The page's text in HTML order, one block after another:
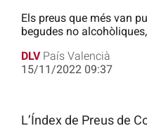
Els preus que més van
begudes no
DLV País Valencià
15/11/2022 09:37
L’Índex de Preus de